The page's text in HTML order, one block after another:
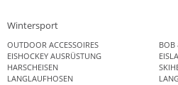
Wintersport
OUTDOOR ACCESSOIRES
BOB
EISHOCKEY AUSRÜSTUNG
HARSCHEISEN
LANGLAUFHOSEN